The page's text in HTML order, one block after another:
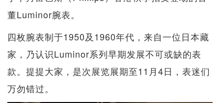
董Luminor腕表。
四枚腕表制于1950及1960年代，来自一位日本藏
家，乃认识Luminor系列早期发展不可或缺的表
款。提提大家，是次展览展期至11月4日，表迷们
万勿错过。